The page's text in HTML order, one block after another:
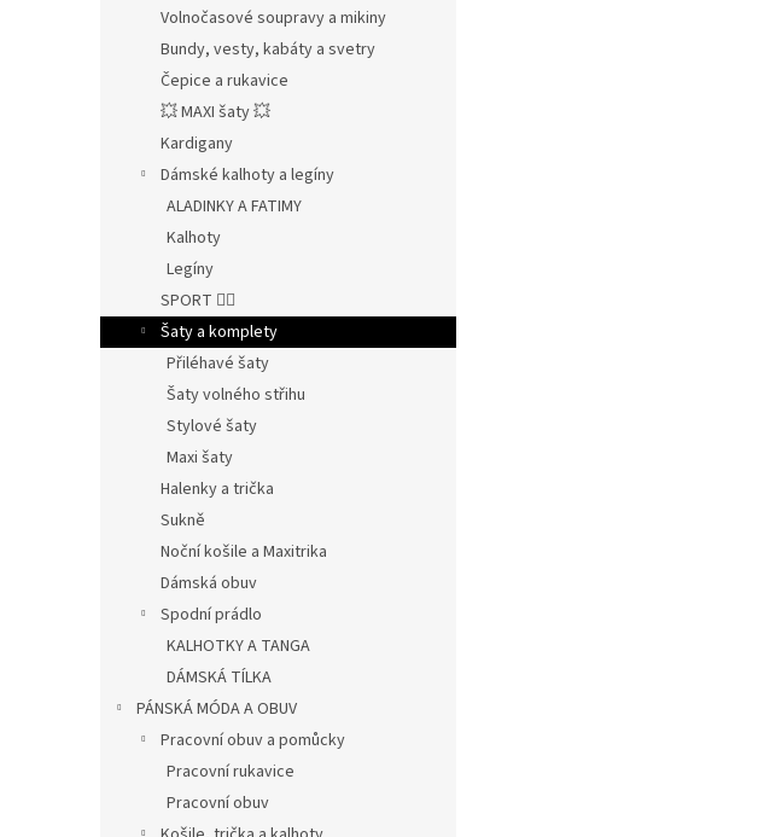
Volnočasové soupravy a mikiny
Bundy, vesty, kabáty a svetry
Čepice a rukavice
💥 MAXI šaty 💥
Kardigany
Dámské kalhoty a legíny
ALADINKY A FATIMY
Kalhoty
Legíny
SPORT 🤸‍♂️
Šaty a komplety
Přiléhavé šaty
Šaty volného střihu
Stylové šaty
Maxi šaty
Halenky a trička
Sukně
Noční košile a Maxitrika
Dámská obuv
Spodní prádlo
KALHOTKY A TANGA
DÁMSKÁ TÍLKA
PÁNSKÁ MÓDA A OBUV
Pracovní obuv a pomůcky
Pracovní rukavice
Pracovní obuv